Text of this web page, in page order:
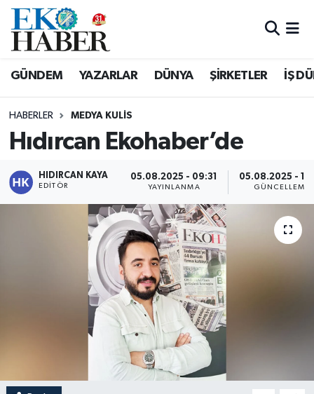
GÜNDEM YAZARLAR DÜNYA ŞİRKETLER İŞ
HABERLER MEDYA KULIS
Hıdırcan Ekohaber’de
HIDIRCAN KAYA
EDITÖR
05.08.2025 - 09:31
YAYINLANMA
05.08.2025 -
GÜNCELLEME
Hava Durumu
Haber Arşivi